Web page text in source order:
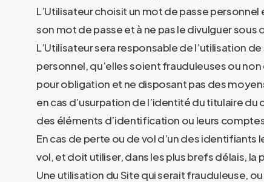
L’Utilisateur choisit un mot de passe
son mot de passe et à ne pas le divulguer
L’Utilisateur sera responsable de l’utilisation
personnel, qu’elles soient frauduleuses ou
pour obligation et ne disposant pas des
en cas d’usurpation de l’identité du titulaire
des éléments d’identification ou leurs
En cas de perte ou de vol d’un des
vol, et doit utiliser, dans les plus brefs délais,
Une utilisation du Site qui serait frauduleuse,